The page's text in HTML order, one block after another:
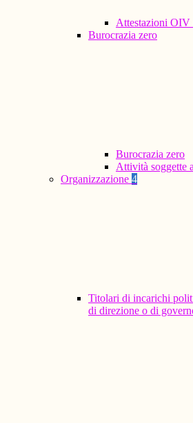
Attestazioni OIV
Burocrazia zero
Burocrazia zero
Attività soggette
Organizzazione 4
Titolari di incarichi
di direzione o di